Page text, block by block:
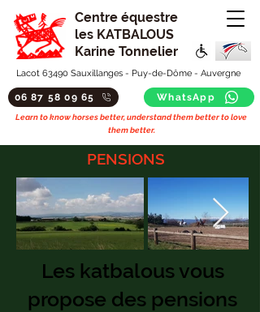
Centre équestre
les KATBALOUS
Karine Tonnelier
Lacot 63490 Sauxillanges - Puy-de-Dôme - Auvergne
06 87 58 09 65 WhatsApp
Learn to know horses better, understand them better to love
them better.
PENSIONS
Les katbalous vous
propose des pensions